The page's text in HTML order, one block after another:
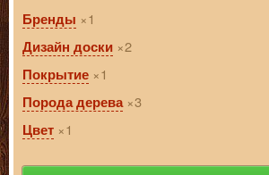
Бренды
1
Дизайн доски
2
Покрытие
1
Порода дерева
3
Цвет
1